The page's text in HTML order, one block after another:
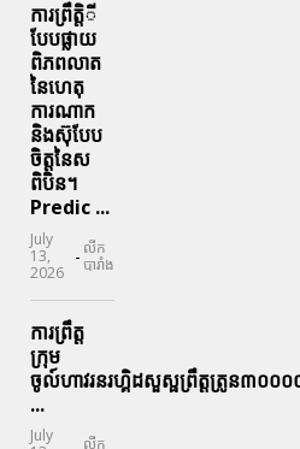
ការព្រឹតិ្តី
បែបផ្លាយ
ពិភពលាត
នៃហេតុ
ការណាក
និងស៊ុបែប
ចិត្តនៃស
ពិបិន។
Predic ...
July
13,
2026
- លីក
បារាំង
ការព្រឹត្ត
ក្រុម
ចូល៍ហាវរនរហ្គិដសួស្ផព្រឹត្តត្រូន៣០០
...
July
លីក